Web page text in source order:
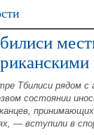
Тбилиси рядом с
состоянии
— вступили в